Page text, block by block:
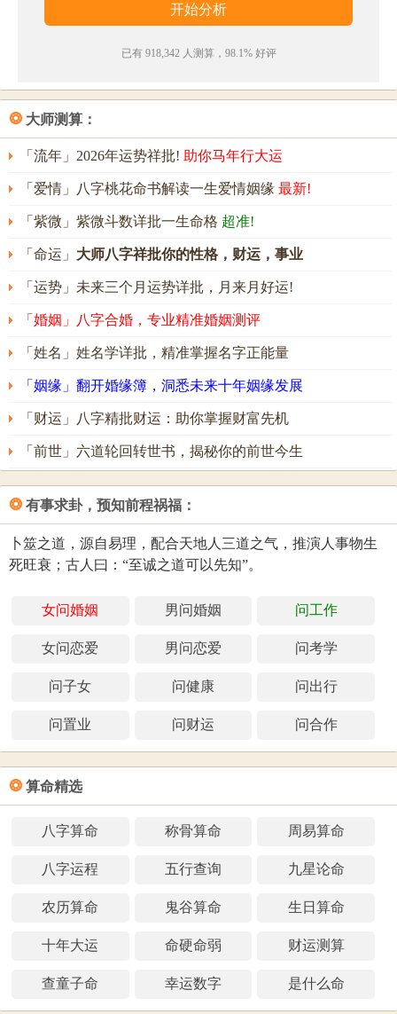
冉晓的姓名五行组合是： 火-火 。这种组合的人头脑灵
坚定，做事有计划，目标明确，贵人运好，能在众人
的帮助和支持下取得成功。
冉晓名字能打多少分？
冉晓名字评分为：
分（评分由卜易居根据姓名五格
数理测算得出，仅供参考）
已有 918,342 人测算，98.1% 好评
❂ 大师测算：
「流年」2026年运势祥批! 助你马年行大运
「爱情」八字桃花命书解读一生爱情姻缘 最新!
「紫微」紫微斗数详批一生命格 超准!
「命运」 大师八字祥批你的性格，财运，事业
「运势」未来三个月运势详批，月来月好运!
「婚姻」八字合婚，专业精准婚姻测评
「姓名」姓名学详批，精准掌握名字正能量
「姻缘」翻开婚缘簿，洞悉未来十年姻缘发展
「财运」八字精批财运：助你掌握财富先机
「前世」六道轮回转世书，揭秘你的前世今生
❂ 有事求卦，预知前程祸福：
卜筮之道，源自易理，配合天地人三道之气，推演人事物生
死旺衰；古人曰：“至诚之道可以先知”。
女问婚姻 男问婚姻 问工作
女问恋爱 男问恋爱 问考学
问子女 问健康 问出行
问置业 问财运 问合作
❂ 算命精选
八字算命 称骨算命 周易算命
八字运程 五行查询 九星论命
农历算命 鬼谷算命 生日算命
十年大运 命硬命弱 财运测算
查童子命 幸运数字 是什么命